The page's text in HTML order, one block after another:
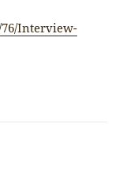
76/Interview-